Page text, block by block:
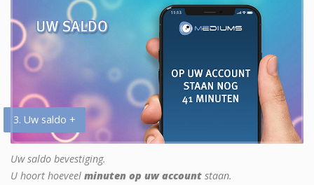
3. Uw saldo +
Uw saldo bevestiging.
U hoort hoeveel minuten op uw account staan.